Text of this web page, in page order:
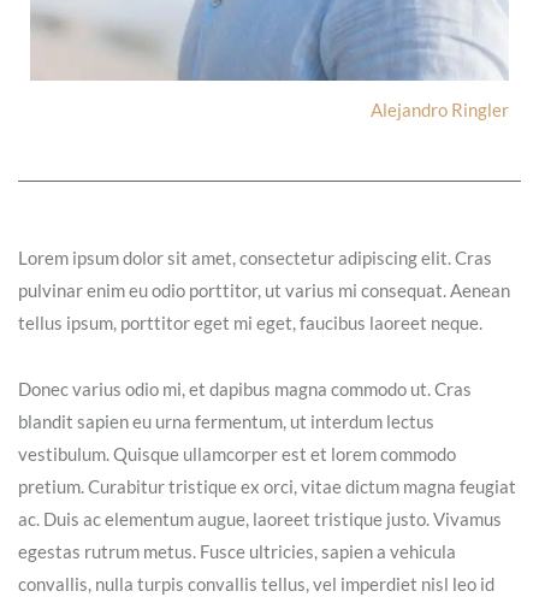
Alejandro Ringler
Lorem ipsum dolor sit amet, consectetur adipiscing elit. Cras
pulvinar enim eu odio porttitor, ut varius mi consequat. Aenean
tellus ipsum, porttitor eget mi eget, faucibus laoreet neque.
Donec varius odio mi, et dapibus magna commodo ut. Cras
blandit sapien eu urna fermentum, ut interdum lectus
vestibulum. Quisque ullamcorper est et lorem commodo
pretium. Curabitur tristique ex orci, vitae dictum magna feugiat
ac. Duis ac elementum augue, laoreet tristique justo. Vivamus
egestas rutrum metus. Fusce ultricies, sapien a vehicula
convallis, nulla turpis convallis tellus, vel imperdiet nisl leo id